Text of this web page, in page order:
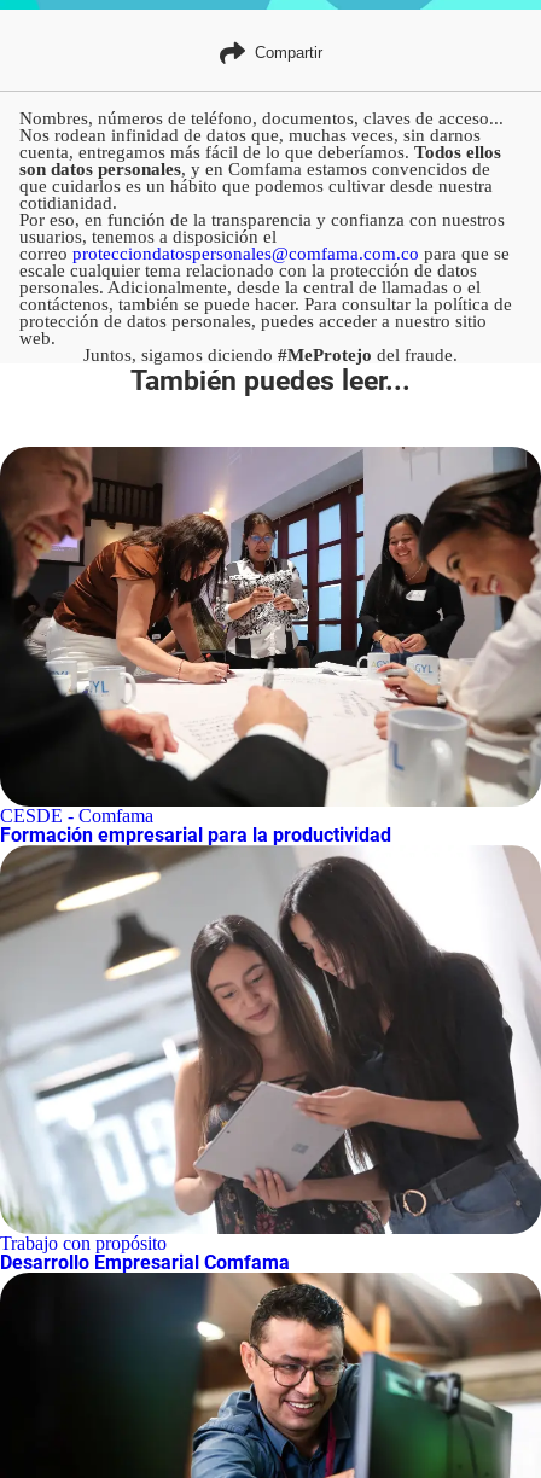
Compartir
Nombres, números de teléfono, documentos, claves de acceso...
Nos rodean infinidad de datos que, muchas veces, sin darnos
cuenta, entregamos más fácil de lo que deberíamos. Todos ellos
son datos personales, y en Comfama estamos convencidos de
que cuidarlos es un hábito que podemos cultivar desde nuestra
cotidianidad.
Por eso, en función de la transparencia y confianza con nuestros
usuarios, tenemos a disposición el
correo protecciondatospersonales@comfama.com.co para que se
escale cualquier tema relacionado con la protección de datos
personales. Adicionalmente, desde la central de llamadas o el
contáctenos, también se puede hacer. Para consultar la política de
protección de datos personales, puedes acceder a nuestro sitio
web.
Juntos, sigamos diciendo #MeProtejo del fraude.
También puedes leer...
CESDE - Comfama
Formación empresarial para la productividad
Trabajo con propósito
Desarrollo Empresarial Comfama